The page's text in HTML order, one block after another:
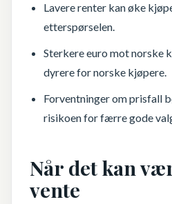
Lavere renter kan øke
etterspørselen.
Sterkere euro mot norske
dyrere for norske kjøpere.
Forventninger om prisfall
risikoen for færre gode
Når det kan
vente